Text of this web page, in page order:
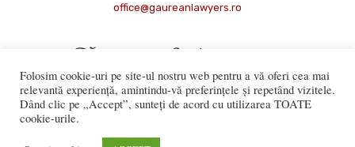
office@gaureanlawyers.ro
Folosim cookie-uri pe site-ul nostru web pentru a vă oferi cea mai
relevantă experiență, amintindu-vă preferințele și repetând vizitele.
Dând clic pe „Accept”, sunteți de acord cu utilizarea TOATE
cookie-urile.